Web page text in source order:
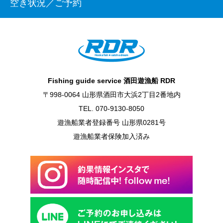
空き状況／ご予約
Fishing guide service 酒田遊漁船 RDR
〒998-0064 山形県酒田市大浜2丁目2番地内
TEL. 070-9130-8050
遊漁船業者登録番号 山形県0281号
遊漁船業者保険加入済み